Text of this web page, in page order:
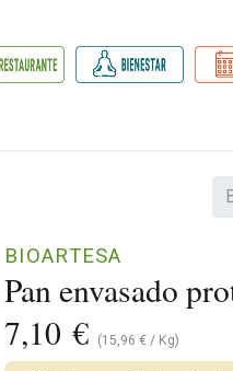
Pan envasado
BIOARTESA
7,10 € (15,96 € / Kg)